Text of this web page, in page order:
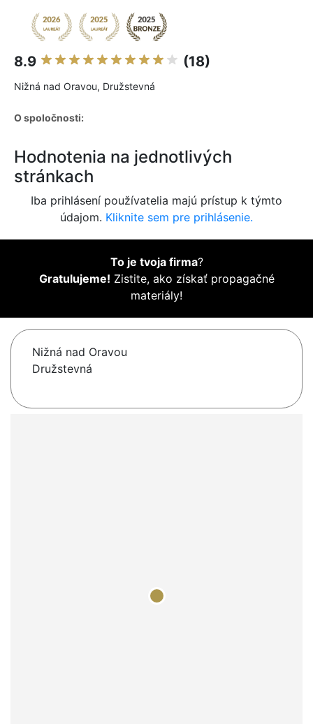
8.9 (18)
Nižná nad Oravou, Družstevná
O spoločnosti:
Hodnotenia na jednotlivých
stránkach
Iba prihlásení používatelia majú prístup k týmto
údajom. Kliknite sem pre prihlásenie.
To je tvoja firma?
Gratulujeme! Zistite, ako získať propagačné
materiály!
Nižná nad Oravou
Družstevná